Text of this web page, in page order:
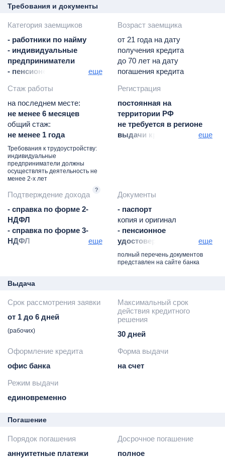
решению банка
базовая ставка
Требования и документы
Категория заемщиков
- работники по найму
- индивидуальные
предприниматели
- пенсионеры
сферы / госслужащие
- адвокаты / нотариусы
- военнослужащие
- работники
правоохранительных
органов
еще
Возраст заемщика
от 21 года на дату
получения кредита
до 70 лет на дату
погашения кредита
Стаж работы
на последнем месте:
не менее 6 месяцев
общий стаж:
не менее 1 года
Требования к трудоустройству:
индивидуальные
предприниматели должны
осуществлять деятельность не
менее 2-х лет
Регистрация
постоянная на
территории РФ
не требуется в регионе
выдачи кредита
еще
Подтверждение дохода
?
- справка по форме 2-
НДФЛ
- справка по форме 3-
НДФЛ
- справка по форме
работодателя
- справка из пенсионного
начисляющего пенсию
- другие документы
выписка по зарплатному/
пенсионному счету из
банка
- справка по форме 4-
НДФЛ
еще
Документы
- паспорт
копия и оригинал
- пенсионное
удостоверение
- заявление-анкета
- трудовой договор
предоставляемому
залогу
- военный билет или
документ,
подтверждающий
отсрочку от армии
еще
полный перечень документов
представлен на сайте банка
Выдача
Срок рассмотрения заявки
от 1 до 6 дней
(рабочих)
Максимальный срок
действия кредитного
решения
30 дней
Оформление кредита
офис банка
Форма выдачи
на счет
Режим выдачи
единовременно
Погашение
Порядок погашения
аннуитетные платежи
Досрочное погашение
полное